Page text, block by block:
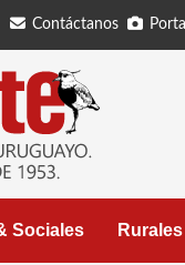
Contáctanos
Sociales Rurales